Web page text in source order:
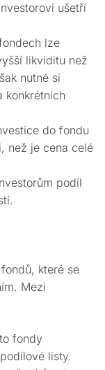
ušetří
lze
likviditu než
nutné si
konkrétních
do fondu
než je cena celé
podíl
které se
Mezi
fondy
listy.